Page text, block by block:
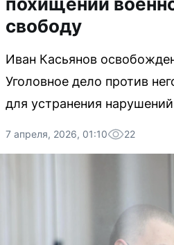
свободу
Иван Касьянов
Уголовное дело против
для устранения
7 апреля, 2026, 01:10 22